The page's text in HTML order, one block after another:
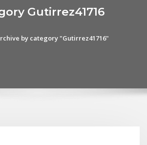
Gutirrez41716
by category "Gutirrez41716"